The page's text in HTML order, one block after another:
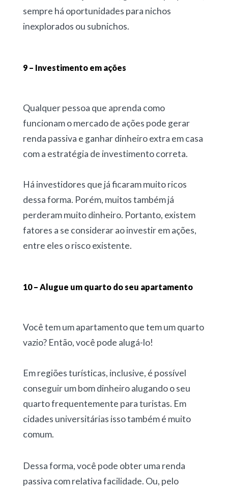
sempre há oportunidades para nichos
inexplorados ou subnichos.
9 – Investimento em ações
Qualquer pessoa que aprenda como
funcionam o mercado de ações pode gerar
renda passiva e ganhar dinheiro extra em casa
com a estratégia de investimento correta.
Há investidores que já ficaram muito ricos
dessa forma. Porém, muitos também já
perderam muito dinheiro. Portanto, existem
fatores a se considerar ao investir em ações,
entre eles o risco existente.
10 – Alugue um quarto do seu apartamento
Você tem um apartamento que tem um quarto
vazio? Então, você pode alugá-lo!
Em regiões turísticas, inclusive, é possível
conseguir um bom dinheiro alugando o seu
quarto frequentemente para turistas. Em
cidades universitárias isso também é muito
comum.
Dessa forma, você pode obter uma renda
passiva com relativa facilidade. Ou, pelo